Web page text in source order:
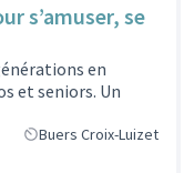
s’amuser, se
en
et seniors. Un
Buers Croix-Luizet